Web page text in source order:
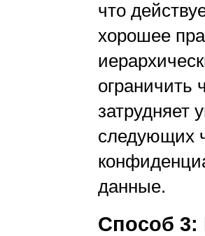
что
хорошее
ограничить
затрудняет
следующих
данные.
Способ 3: